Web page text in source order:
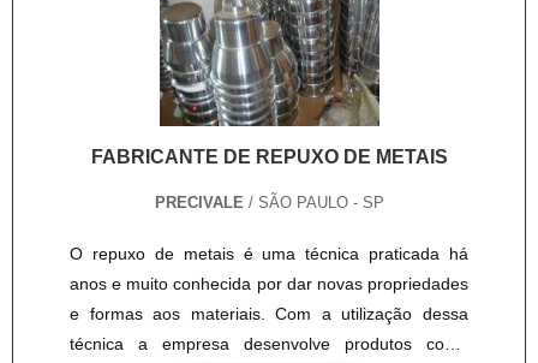
FABRICANTE DE REPUXO DE METAIS
PRECIVALE/ SÃO PAULO - SP
O repuxo de metais é uma técnica praticada há
anos e muito conhecida por dar novas propriedades
e formas aos materiais. Com a utilização dessa
técnica a empresa desenvolve produtos como